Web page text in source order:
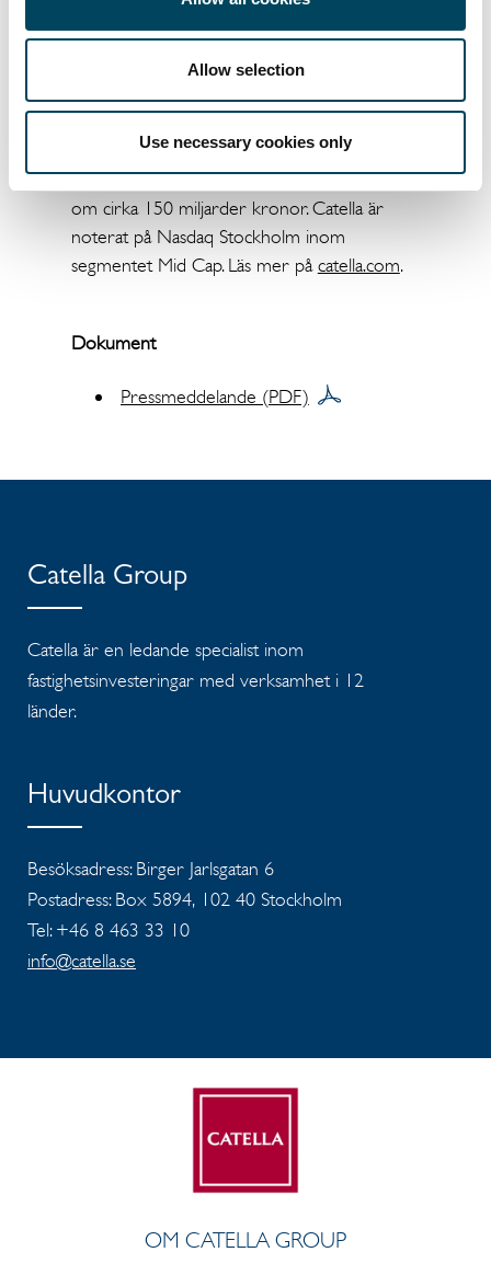
Allow selection
Use necessary cookies only
Catella är en ledande specialist inom
fastighetsrådgivning, fastighetsinvesteringar,
tolv länder i Europa. Koncernen omsätter
cirka 2 miljarder kronor och förvaltar kapital
om cirka 150 miljarder kronor. Catella är
noterat på Nasdaq Stockholm inom
segmentet Mid Cap. Läs mer påcatella.com.
Dokument
Pressmeddelande (PDF)
Catella Group
Catella är en ledande specialist inom
fastighetsinvesteringar med verksamhet i 12
länder.
Huvudkontor
Besöksadress: Birger Jarlsgatan 6
Postadress: Box 5894, 102 40 Stockholm
Tel: +46 8 463 33 10
info@catella.se
OM CATELLA GROUP